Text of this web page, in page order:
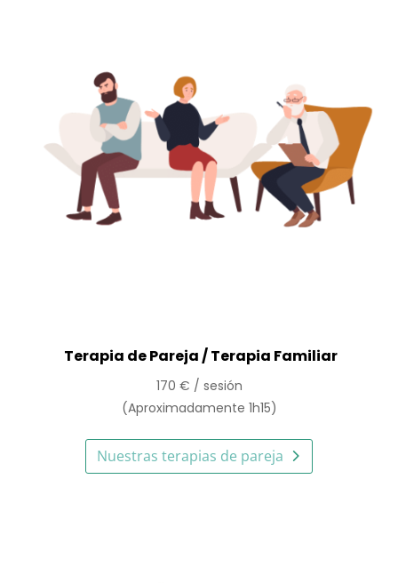
Terapia de Pareja / Terapia Familiar
170 € / sesión
(Aproximadamente 1h15)
Nuestras terapias de pareja